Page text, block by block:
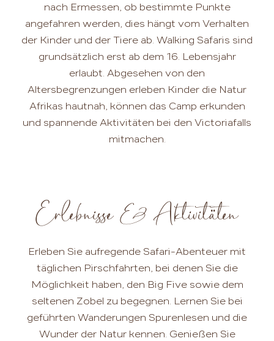
nach Ermessen, ob bestimmte Punkte
angefahren werden, dies hängt vom Verhalten
der Kinder und der Tiere ab. Walking Safaris sind
grundsätzlich erst ab dem 16. Lebensjahr
erlaubt. Abgesehen von den
Altersbegrenzungen erleben Kinder die Natur
Afrikas hautnah, können das Camp erkunden
und spannende Aktivitäten bei den Victoriafalls
mitmachen.
Erlebnisse & Aktivitäten
Erleben Sie aufregende Safari-Abenteuer mit
täglichen Pirschfahrten, bei denen Sie die
Möglichkeit haben, den Big Five sowie dem
seltenen Zobel zu begegnen. Lernen Sie bei
geführten Wanderungen Spurenlesen und die
Wunder der Natur kennen. Genießen Sie